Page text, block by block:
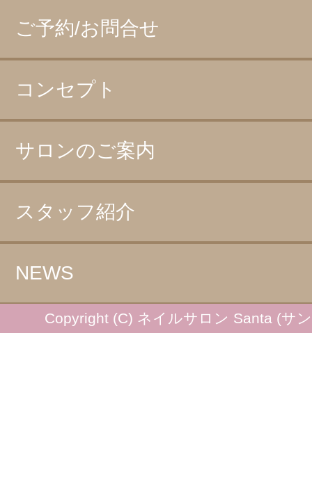
ご予約/お問合せ
コンセプト
サロンのご案内
スタッフ紹介
NEWS
Copyright (C) ネイルサロン Santa (サ